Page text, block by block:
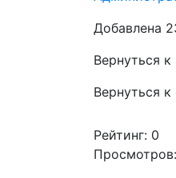
Добавлена
Вернуться к
Вернуться к
Рейтинг: 0